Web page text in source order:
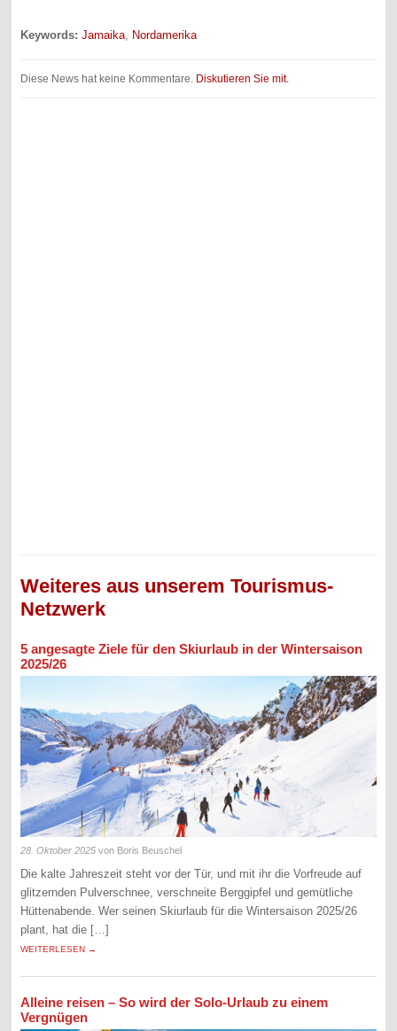
Keywords: Jamaika Nordamerika
Diese News hat keine Kommentare. Diskutieren Sie mit.
Weiteres aus unserem Tourismus-
Netzwerk
5 angesagte Ziele für den Skiurlaub in der Wintersaison
2025/26
28. Oktober 2025 von Boris Beuschel
Die kalte Jahreszeit steht vor der Tür, und mit ihr die Vorfreude auf
glitzernden Pulverschnee, verschneite Berggipfel und gemütliche
Hüttenabende. Wer seinen Skiurlaub für die Wintersaison 2025/26
plant, hat die […]
WEITERLESEN →
Alleine reisen – So wird der Solo-Urlaub zu einem
Vergnügen